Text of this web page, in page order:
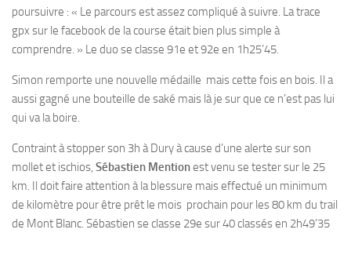
poursuivre : « Le parcours est assez compliqué à suivre. La trace
gpx sur le facebook de la course était bien plus simple à
comprendre. » Le duo se classe 91e et 92e en 1h25’45.
Simon remporte une nouvelle médaille mais cette fois en bois. Il a
aussi gagné une bouteille de saké mais là je sur que ce n’est pas lui
qui va la boire.
Contraint à stopper son 3h à Dury à cause d’une alerte sur son
mollet et ischios, Sébastien Mentionest venu se tester sur le 25
km. Il doit faire attention à la blessure mais effectué un minimum
de kilomètre pour être prêt le mois prochain pour les 80 km du trail
de Mont Blanc. Sébastien se classe 29e sur 40 classés en 2h49’35